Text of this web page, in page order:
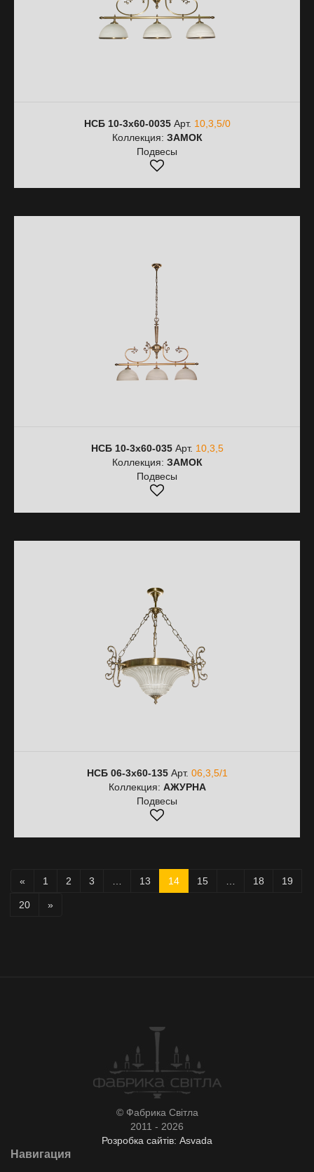
НСБ 10-3х60-0035Арт. 10,3,5/0
Коллекция: ЗАМОК
Подвесы
НСБ 10-3х60-035Арт. 10,3,5
Коллекция: ЗАМОК
Подвесы
НСБ 06-3х60-135Арт. 06,3,5/1
Коллекция: АЖУРНА
Подвесы
« 1 2 3 13 14 15 18 19
20 »
© Фабрика Світла
2011 - 2026
Розробка сайтів: Asvada
Навигация